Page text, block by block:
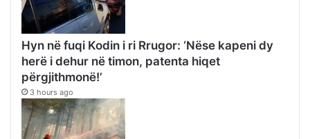
Hyn në fuqi Kodin i ri Rrugor: ‘Nëse kapeni dy
herë i dehur në timon, patenta hiqet
përgjithmonë!’
3 hours ago